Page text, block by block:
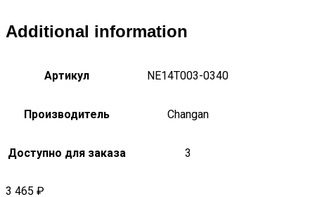
Additional information
Артикул NE14T003-0340
Производитель Changan
Доступно для заказа 3
3 465 ₽